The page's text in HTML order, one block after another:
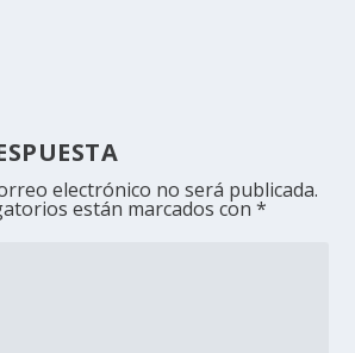
electrónico no será publicada.
están marcados con*